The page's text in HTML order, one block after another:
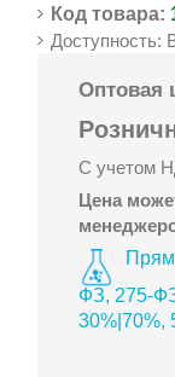
Код товара:
Доступность:
Оптовая
С учетом
Цена
ФЗ, 275-
30%|70%,